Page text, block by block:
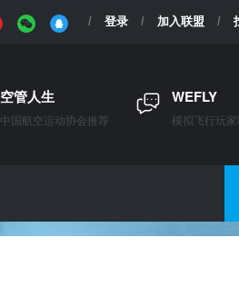
登录 加入联盟
空管人生
中国航空运动协会推荐
WEFLY
模拟飞行玩